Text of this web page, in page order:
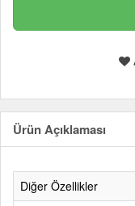
Ürün Açıklaması
Diğer Özellikler